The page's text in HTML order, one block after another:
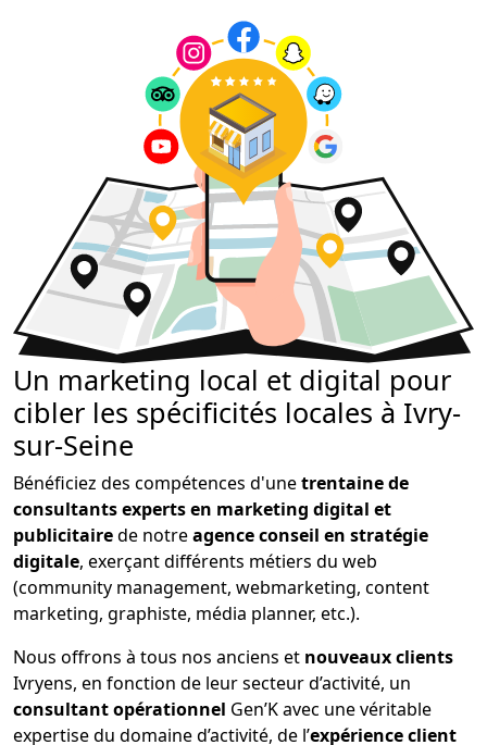
Un marketing local et digital pour
cibler les spécificités locales à Ivry-
sur-Seine
Bénéficiez des compétences d'unetrentaine de
consultants experts en marketing digital et
publicitairede notreagence conseil en stratégie
digitale, exerçant différents métiers du web
(community management, webmarketing, content
marketing, graphiste, média planner, etc.).
Nous offrons à tous nos anciens et nouveaux clients
Ivryens, en fonction de leur secteur d’activité, un
consultant opérationnel Gen’K avec une véritable
expertise du domaine d’activité, de l’expérience client